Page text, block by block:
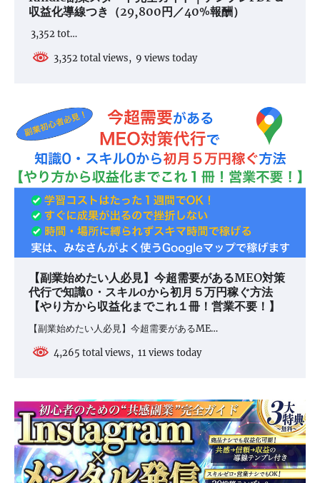
収益化導線つき（29,800円／40%報酬）
3,352 tot…
3,352 total views, 9 views today
【副業始めたい人必見】今超需要があるMEO対策
代行で知識0・スキル0から初月５万円稼ぐ方法
【やり方から収益化までこれ１冊！営業不要！】
【副業始めたい人必見】今超需要があるME…
4,265 total views, 11 views today